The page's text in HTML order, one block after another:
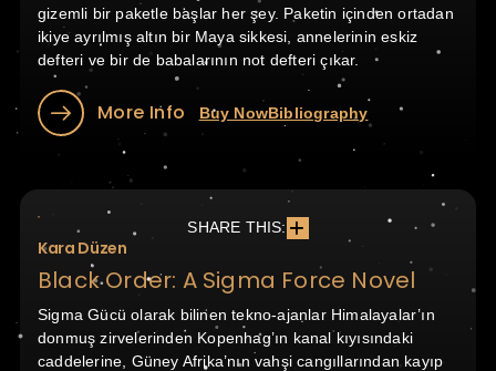
gizemli bir paketle başlar her şey. Paketin içinden ortadan
ikiye ayrılmış altın bir Maya sikkesi, annelerinin eskiz
defteri ve bir de babalarının not defteri çıkar.
More Info Buy NowBibliography
SHARE THIS:
Kara Düzen
Black Order: A Sigma Force Novel
Sigma Gücü olarak bilinen tekno-ajanlar Himalayalar’ın
donmuş zirvelerinden Kopenhag’ın kanal kıyısındaki
caddelerine, Güney Afrika’nın vahşi cangıllarından kayıp